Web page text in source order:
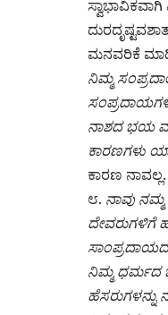
ನಾಶದ ಭಯ
ಕಾರಣಗಳು
ಕಾರಣ ನಾವಲ್ಲ.
೮.ನಾವು
ದೇವರುಗಳಿಗೆ
ನಿಮ್ಮ ಧರ್ಮದ
ಹೆಸರುಗಳನ್ನು
ನಿಮ್ಮ ಧರ್ಮದ
ದೇವರುಗಳನ್ನು
ಹೆಸರುಗಳಾದ
ಮುತಾದ